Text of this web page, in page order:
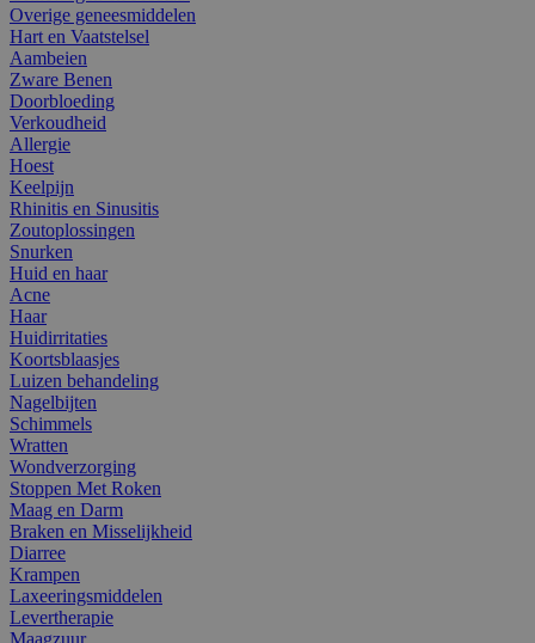
Overige geneesmiddelen
Hart en Vaatstelsel
Aambeien
Zware Benen
Doorbloeding
Verkoudheid
Allergie
Hoest
Keelpijn
Rhinitis en Sinusitis
Zoutoplossingen
Snurken
Huid en haar
Acne
Haar
Huidirritaties
Koortsblaasjes
Luizen behandeling
Nagelbijten
Schimmels
Wratten
Wondverzorging
Stoppen Met Roken
Maag en Darm
Braken en Misselijkheid
Diarree
Krampen
Laxeeringsmiddelen
Levertherapie
Maagzuur